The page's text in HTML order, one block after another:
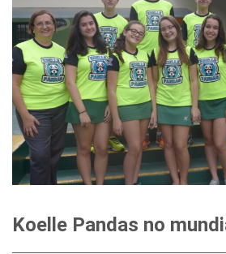
Koelle Pandas no